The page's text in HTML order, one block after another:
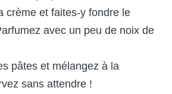
crème et faites-y fondre le
avec un peu de noix de
pâtes et mélangez à la
sans attendre !